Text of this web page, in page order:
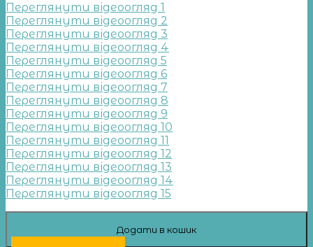
Переглянути відеоогляд 1
Переглянути відеоогляд 2
Переглянути відеоогляд 3
Переглянути відеоогляд 4
Переглянути відеоогляд 5
Переглянути відеоогляд 6
Переглянути відеоогляд 7
Переглянути відеоогляд 8
Переглянути відеоогляд 9
Переглянути відеоогляд 10
Переглянути відеоогляд 11
Переглянути відеоогляд 12
Переглянути відеоогляд 13
Переглянути відеоогляд 14
Переглянути відеоогляд 15
Додати в кошик